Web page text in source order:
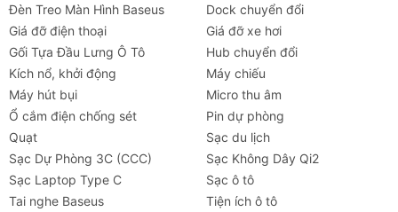
Đèn Treo Màn Hình Baseus
Dock chuyển đổi
Giá đỡ điện thoại
Giá đỡ xe hơi
Gối Tựa Đầu Lưng Ô Tô
Hub chuyển đổi
Kích nổ, khởi động
Máy chiếu
Máy hút bụi
Micro thu âm
Ổ cắm điện chống sét
Pin dự phòng
Quạt
Sạc du lịch
Sạc Dự Phòng 3C (CCC)
Sạc Không Dây Qi2
Sạc Laptop Type C
Sạc ô tô
Tai nghe Baseus
Tiện ích ô tô